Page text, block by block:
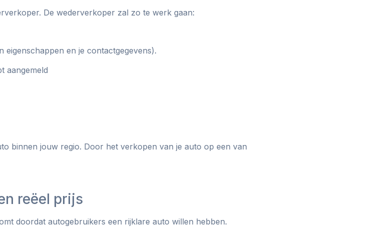
De wederverkoper zal zo te werk gaan:
eigenschappen en je contactgegevens).
aangemeld
binnen jouw regio. Door het verkopen van je auto op een van
reëel prijs
doordat autogebruikers een rijklare auto willen hebben.